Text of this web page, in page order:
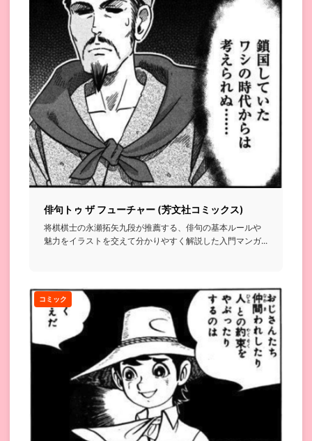
俳句トゥ ザ フューチャー (芳文社コミックス)
将棋棋士の永瀬拓矢九段が推薦する、俳句の基本ルールや
魅力をイラストを交えて分かりやすく解説した入門マンガ...
コミック